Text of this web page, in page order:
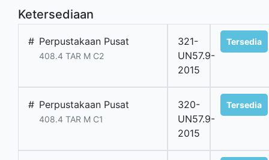
Ketersediaan
# Perpustakaan Pusat
408.4 TAR M C2
321-
UN57.9-
2015
Tersedia
# Perpustakaan Pusat
408.4 TAR M C1
320-
UN57.9-
2015
Tersedia